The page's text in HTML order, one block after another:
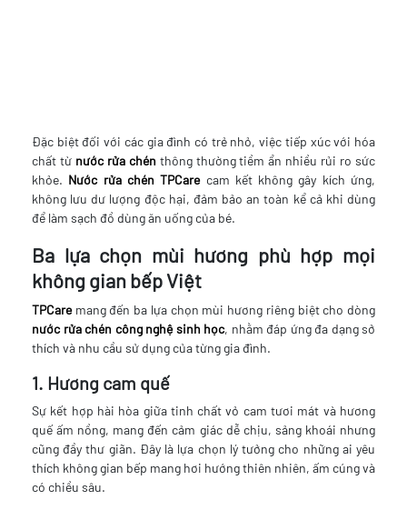
Đặc biệt đối với các gia đình có trẻ nhỏ, việc tiếp xúc với hóa
chất từ nước rửa chén thông thường tiềm ẩn nhiều rủi ro sức
khỏe. Nước rửa chén TPCarecam kết không gây kích ứng,
không lưu dư lượng độc hại, đảm bảo an toàn kể cả khi dùng
để làm sạch đồ dùng ăn uống của bé.
Ba lựa chọn mùi hương phù hợp mọi
không gian bếp Việt
TPCaremang đến ba lựa chọn mùi hương riêng biệt cho dòng
nước rửa chén công nghệ sinh học, nhằm đáp ứng đa dạng sở
thích và nhu cầu sử dụng của từng gia đình.
1. Hương cam quế
Sự kết hợp hài hòa giữa tinh chất vỏ cam tươi mát và hương
quế ấm nồng, mang đến cảm giác dễ chịu, sảng khoái nhưng
cũng đầy thư giãn. Đây là lựa chọn lý tưởng cho những ai yêu
thích không gian bếp mang hơi hướng thiên nhiên, ấm cúng và
có chiều sâu.